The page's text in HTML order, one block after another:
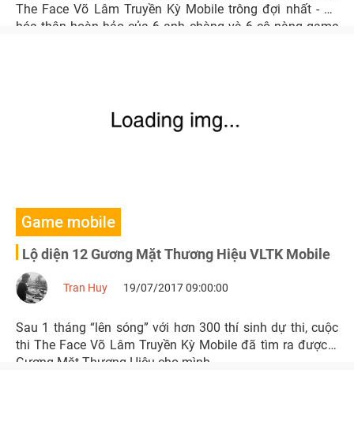
The Face Võ Lâm Truyền Kỳ Mobile trông đợi nhất - sự
hóa thân hoàn hảo của 6 anh chàng và 6 cô nàng game
Game mobile
Lộ diện 12 Gương Mặt Thương Hiệu VLTK Mobile
Tran Huy 19/07/2017 09:00:00
Sau 1 tháng “lên sóng” với hơn 300 thí sinh dự thi, cuộc
thi The Face Võ Lâm Truyền Kỳ Mobile đã tìm ra được 2
Gương Mặt Thương Hiệu cho mình.